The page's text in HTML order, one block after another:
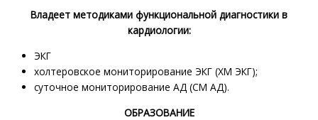
Владеет методиками функциональной диагностики в
кардиологии:
ЭКГ
холтеровское мониторирование ЭКГ (ХМ ЭКГ);
суточное мониторирование АД (СМ АД).
ОБРАЗОВАНИЕ